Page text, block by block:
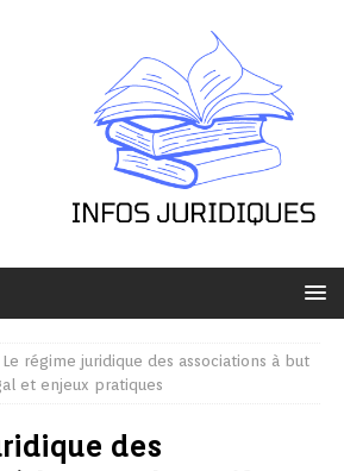
Le régime juridique des associations à but
et enjeux pratiques
des